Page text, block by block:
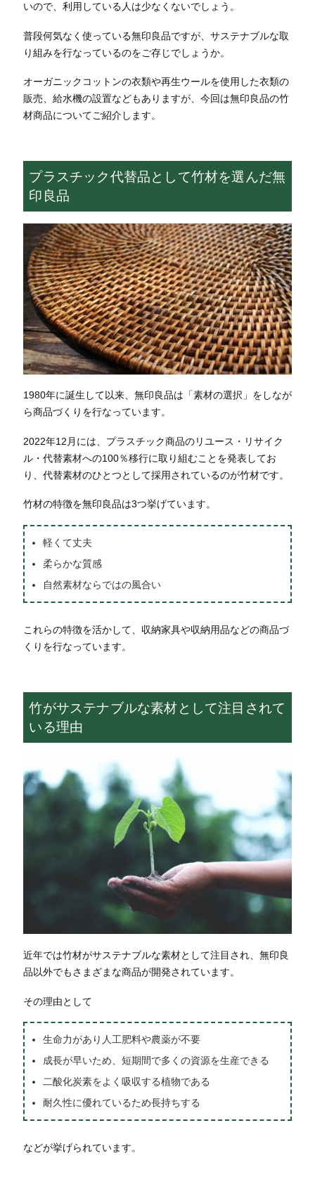
いので、利用している人は少なくないでしょう。
普段何気なく使っている無印良品ですが、サステナブルな取
り組みを行なっているのをご存じでしょうか。
オーガニックコットンの衣類や再生ウールを使用した衣類の
販売、給水機の設置などもありますが、今回は無印良品の竹
材商品についてご紹介します。
プラスチック代替品として竹材を選んだ無
印良品
1980年に誕生して以来、無印良品は「素材の選択」をしなが
ら商品づくりを行なっています。
2022年12月には、プラスチック商品のリユース・リサイク
ル・代替素材への100％移行に取り組むことを発表してお
り、代替素材のひとつとして採用されているのが竹材です。
竹材の特徴を無印良品は3つ挙げています。
軽くて丈夫
柔らかな質感
自然素材ならではの風合い
これらの特徴を活かして、収納家具や収納用品などの商品づ
くりを行なっています。
竹がサステナブルな素材として注目されて
いる理由
近年では竹材がサステナブルな素材として注目され、無印良
品以外でもさまざまな商品が開発されています。
その理由として
生命力があり人工肥料や農薬が不要
成長が早いため、短期間で多くの資源を生産できる
二酸化炭素をよく吸収する植物である
耐久性に優れているため長持ちする
などが挙げられています。